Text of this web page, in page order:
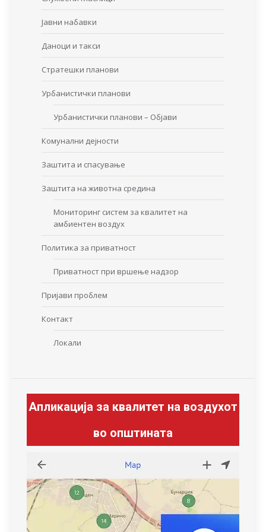
Јавни набавки
Даноци и такси
Стратешки планови
Урбанистички планови
Урбанистички планови – Објави
Комунални дејности
Заштита и спасување
Заштита на животна средина
Мониторинг систем за квалитет на
амбиентен воздух
Политика за приватност
Приватност при вршење надзор
Пријави проблем
Контакт
Локали
Апликација за квалитет на воздухот
во општината